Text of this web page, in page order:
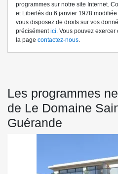
programmes sur notre site Internet.
et Libertés du 6 janvier 1978
vous disposez de droits sur vos
précisémentici . Vous pouvez
la page contactez-nous
Les programmes
de Le Domaine
Guérande